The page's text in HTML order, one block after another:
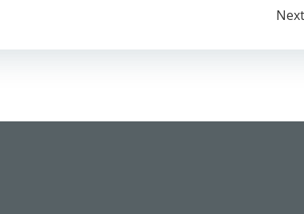
navigation